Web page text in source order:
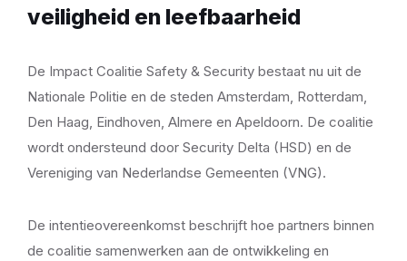
veiligheid en leefbaarheid
De Impact Coalitie Safety & Security bestaat nu uit de
Nationale Politie en de steden Amsterdam, Rotterdam,
Den Haag, Eindhoven, Almere en Apeldoorn. De coalitie
wordt ondersteund door Security Delta (HSD) en de
Vereniging van Nederlandse Gemeenten (VNG).
De intentieovereenkomst beschrijft hoe partners binnen
de coalitie samenwerken aan de ontwikkeling en